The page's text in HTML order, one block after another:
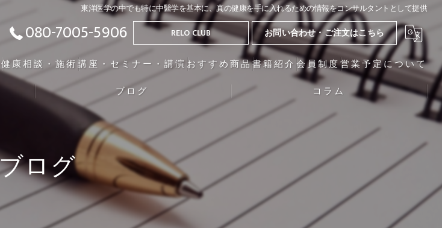
東洋医学の中でも特に中醫学を基本に、真の健康を手に入れるための情報をコンサルタントとして提供
080-7005-5906 RELO CLUB お問い合わせ・ご注文はこちら
健康相談・施術講座・セミナー・講演 おすすめ商品書籍紹介 会員制度営業予定について
ブログ コラム
ログ